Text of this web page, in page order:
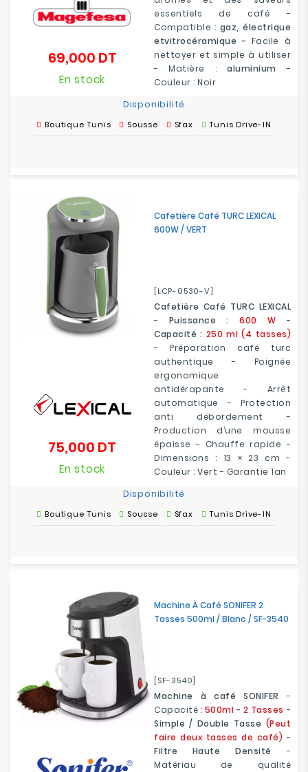
essentiels de café -
Compatible : gaz, électrique
etvitrocéramique - Facile à
nettoyer et simple à utiliser
- Matière :aluminium -
Couleur : Noir
69,000 DTPrix
En stock
Disponibilité
Boutique Tunis Sousse Sfax Tunis Drive-IN
Cafetière Café TURC LEXICAL
600W / VERT
[LCP-0530-V]
Cafetière Café TURC LEXICAL
- Puissance : 600 W -
Capacité : 250 ml (4 tasses)
- Préparation café turc
authentique - Poignée
ergonomique
antidérapante - Arrêt
automatique - Protection
anti débordement -
Production d’une mousse
épaisse - Chauffe rapide -
Dimensions : 13 × 23 cm -
Couleur : Vert - Garantie 1an
75,000 DT
En stock
Disponibilité
Boutique Tunis Sousse Sfax Tunis Drive-IN
Machine À Café SONIFER 2
Tasses 500ml / Blanc / SF-3540
[SF-3540]
Machine à café SONIFER -
Capacité : 500ml - 2 Tasses -
Simple / Double Tasse (Peut
faire deux tasses de café) -
Filtre Haute Densité -
Matériau de qualité